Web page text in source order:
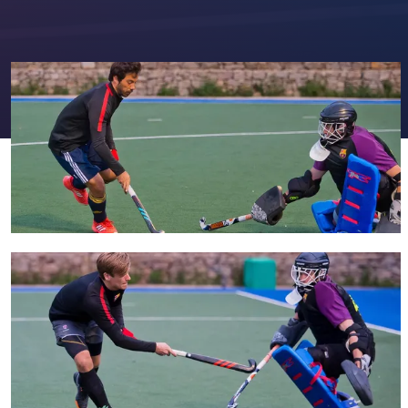
FC Barcelona club badge
FC Barcelona club badge